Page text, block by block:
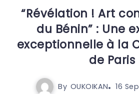
“Révélation ! Art
du Bénin” : Une
exceptionnelle à la
de Paris
By OUKOIKAN 16